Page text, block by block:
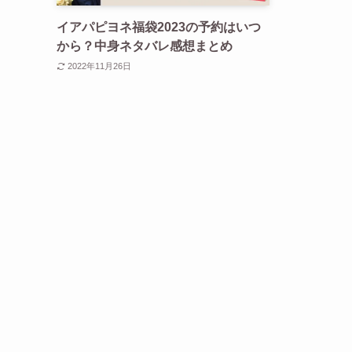
イアパピヨネ福袋2023の予約はいつ
から？中身ネタバレ感想まとめ
2022年11月26日